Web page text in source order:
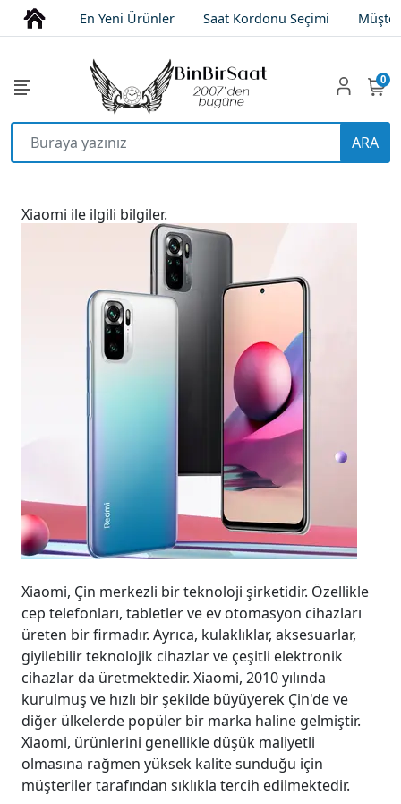
En Yeni Ürünler Saat Kordonu Seçimi
ARA
0
Xiaomi ile ilgili bilgiler.
Xiaomi, Çin merkezli bir teknoloji şirketidir. Özellikle
cep telefonları, tabletler ve ev otomasyon cihazları
üreten bir firmadır. Ayrıca, kulaklıklar, aksesuarlar,
giyilebilir teknolojik cihazlar ve çeşitli elektronik
cihazlar da üretmektedir. Xiaomi, 2010 yılında
kurulmuş ve hızlı bir şekilde büyüyerek Çin'de ve
diğer ülkelerde popüler bir marka haline gelmiştir.
Xiaomi, ürünlerini genellikle düşük maliyetli
olmasına rağmen yüksek kalite sunduğu için
müşteriler tarafından sıklıkla tercih edilmektedir.